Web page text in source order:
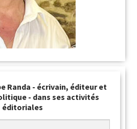
Randa - écrivain, éditeur et
- dans ses activités
éditoriales